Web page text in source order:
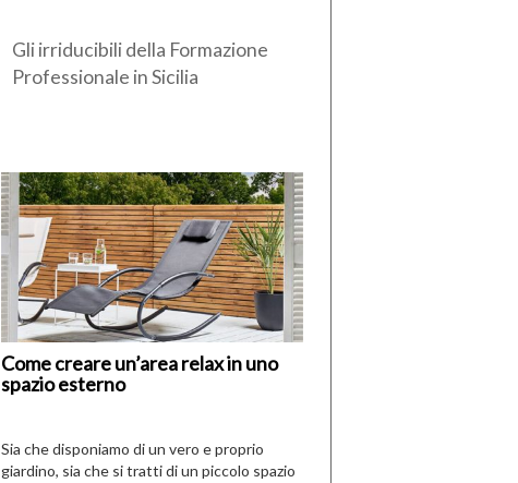
Gli irriducibili della Formazione
Professionale in Sicilia
Come creare un’area relax in uno
spazio esterno
di
I
Vespri
Sia che disponiamo di un vero e proprio
giardino, sia che si tratti di un piccolo spazio